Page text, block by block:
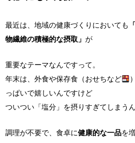
最近は、地域の健康づくりにおいても
物繊維の積極的な摂取」 が
重要なテーマなんですって。
年末は、外食や保存食（おせちなど
っぱいで嬉しいんですけど
ついつい「塩分」を摂りすぎてしまう
調理が不要で、食卓に健康的な一品を